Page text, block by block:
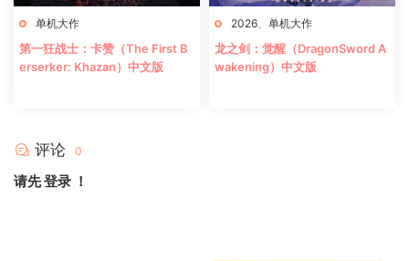
单机大作
第一狂战士：卡赞（The First B
erserker: Khazan）中文版
2026 单机大作
龙之剑：觉醒（DragonSword A
wakening）中文版
评论 0
请先登录 ！